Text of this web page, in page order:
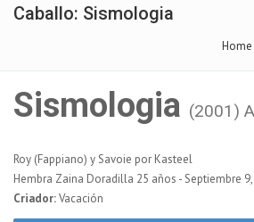
Caballo: Sismologia
Home
Sismologia (2001)
Roy (Fappiano) y Savoie por Kasteel
Hembra Zaina Doradilla 25 años - Septiembre
Criador:Vacación